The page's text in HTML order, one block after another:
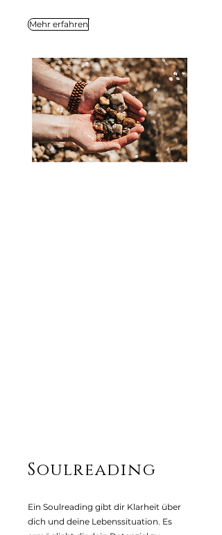
Mehr erfahren
Soulreading
Ein Soulreading gibt dir Klarheit über
dich und deine Lebenssituation. Es